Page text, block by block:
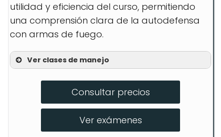
utilidad y eficiencia del curso, permitiendo
una comprensión clara de la autodefensa
con armas de fuego.
Ver clases de manejo
Clases de Tiro Defensivo
Clases de Transporte Oculto de
Consultar precios
Ver exámenes